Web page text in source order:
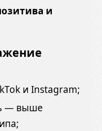
и
и Instagram;
— выше